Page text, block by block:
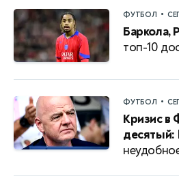
ФУТБОЛ •
Баркола,
топ-10
ФУТБОЛ •
Кризис
десятый: